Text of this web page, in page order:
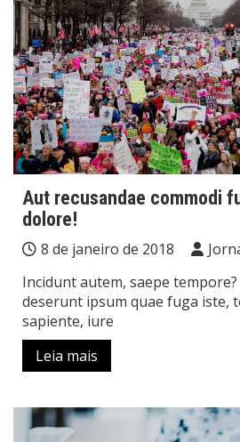
Aut recusandae commodi
dolore!
8 de janeiro de 2018
Incidunt autem, saepe
deserunt ipsum quae fuga iste,
sapiente, iure
Leia mais